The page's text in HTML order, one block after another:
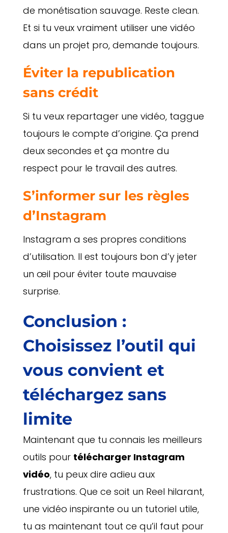
de monétisation sauvage. Reste clean.
Et si tu veux vraiment utiliser une vidéo
dans un projet pro, demande toujours.
Éviter la republication
sans crédit
Si tu veux repartager une vidéo, taggue
toujours le compte d’origine. Ça prend
deux secondes et ça montre du
respect pour le travail des autres.
S’informer sur les règles
d’Instagram
Instagram a ses propres conditions
d’utilisation. Il est toujours bon d’y jeter
un œil pour éviter toute mauvaise
surprise.
Conclusion :
Choisissez l’outil qui
vous convient et
téléchargez sans
limite
Maintenant que tu connais les meilleurs
outils pour télécharger Instagram
vidéo, tu peux dire adieu aux
frustrations. Que ce soit un Reel hilarant,
une vidéo inspirante ou un tutoriel utile,
tu as maintenant tout ce qu’il faut pour